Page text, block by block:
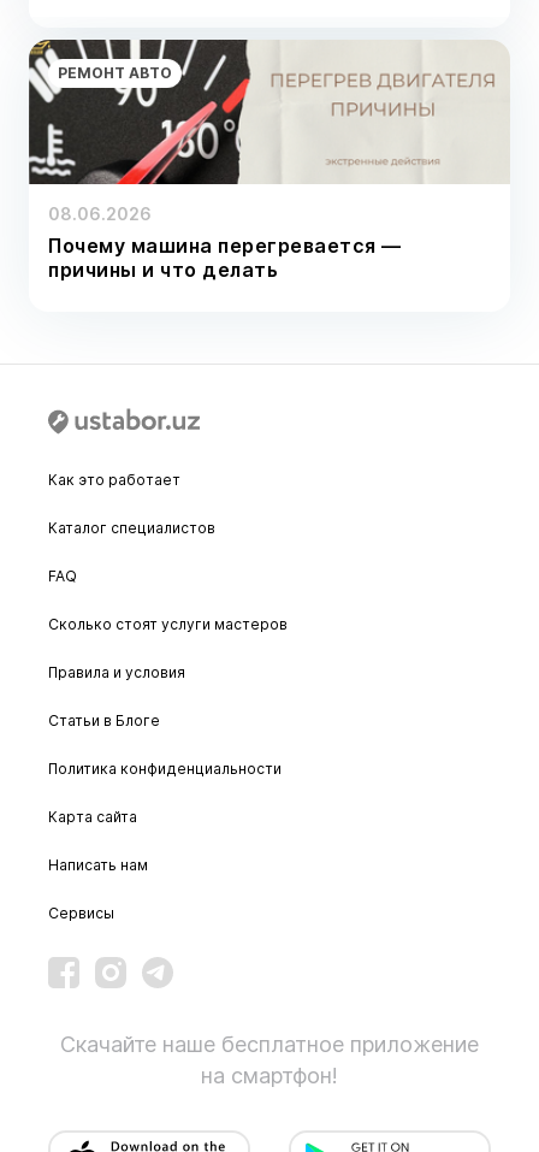
РЕМОНТ АВТО
08.06.2026
Почему машина перегревается —
причины и что делать
Как это работает
Каталог специалистов
FAQ
Сколько стоят услуги мастеров
Правила и условия
Статьи в Блоге
Политика конфиденциальности
Карта сайта
Написать нам
Сервисы
Скачайте наше бесплатное приложение
на смартфон!